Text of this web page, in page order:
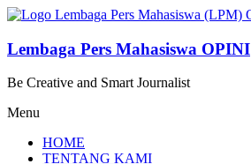
Lompat
konten
Lembaga Pers Mahasiswa OPINI
Be Creative and Smart Journalist
Menu
HOME
TENTANG KAMI